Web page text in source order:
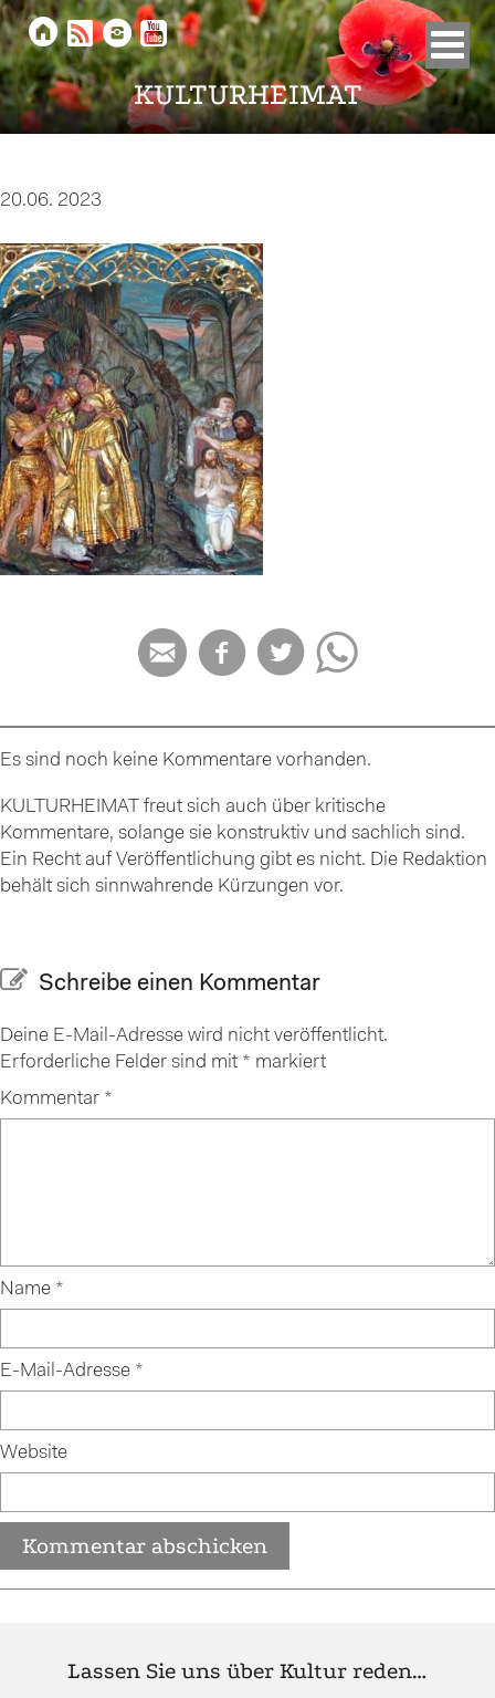
KULTURHEIMAT
    
20.06. 2023
   
Es sind noch keine Kommentare vorhanden.
KULTURHEIMAT freut sich auch über kritische
Kommentare, solange sie konstruktiv und sachlich sind.
Ein Recht auf Veröffentlichung gibt es nicht. Die Redaktion
behält sich sinnwahrende Kürzungen vor.
Schreibe einen Kommentar
Deine E-Mail-Adresse wird nicht veröffentlicht.
Erforderliche Felder sind mit * markiert
Kommentar *
Name *
E-Mail-Adresse *
Website
Lassen Sie uns über Kultur reden…